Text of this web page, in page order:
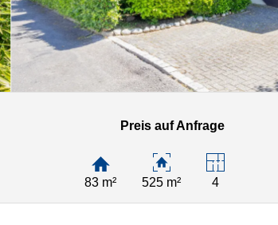
Preis auf Anfrage
83 m² 525 m² 4